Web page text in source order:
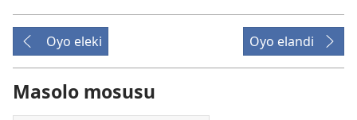
Oyo eleki
Oyo elandi
Masolo mosusu